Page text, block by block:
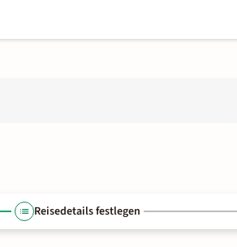
Reisedetails festlegen